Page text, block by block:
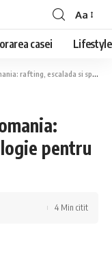
Font
Resizer
Aa
casei Lifestyle
escalada si speologie pentru incepatori
pentru
4 Min citit